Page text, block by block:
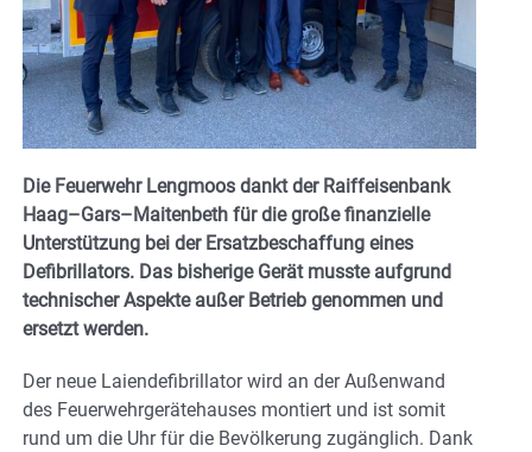
Die Feuerwehr Lengmoos dankt der Raiffeisenbank
Haag–Gars–Maitenbeth für die große finanzielle
Unterstützung bei der Ersatzbeschaffung eines
Defibrillators. Das bisherige Gerät musste aufgrund
technischer Aspekte außer Betrieb genommen und
ersetzt werden.
Der neue Laiendefibrillator wird an der Außenwand
des Feuerwehrgerätehauses montiert und ist somit
rund um die Uhr für die Bevölkerung zugänglich. Dank